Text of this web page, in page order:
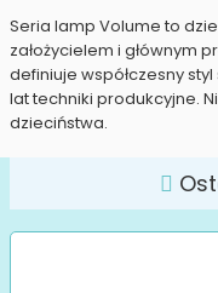
Seria lamp Volume to
założycielem i głównym
definiuje współczesny
lat techniki produkcyjne.
dzieciństwa.